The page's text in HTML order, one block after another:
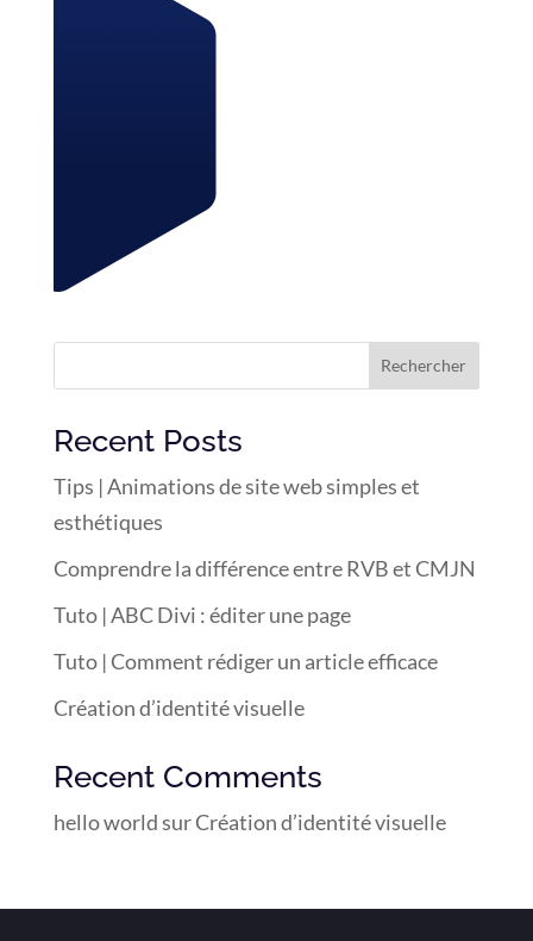
Rechercher
Recent Posts
Tips | Animations de site web simples et
esthétiques
Comprendre la différence entre RVB et CMJN
Tuto | ABC Divi : éditer une page
Tuto | Comment rédiger un article efficace
Création d’identité visuelle
Recent Comments
hello worldsurCréation d’identité visuelle